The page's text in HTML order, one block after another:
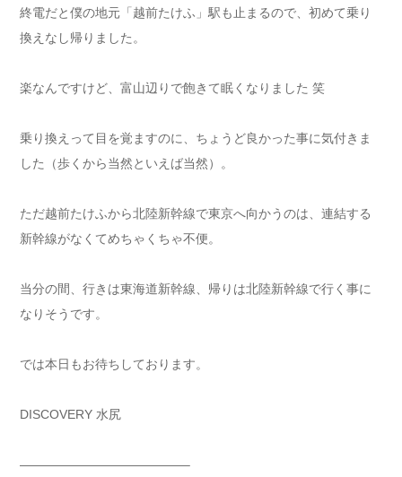
終電だと僕の地元「越前たけふ」駅も止まるので、初めて乗り
換えなし帰りました。
楽なんですけど、富山辺りで飽きて眠くなりました 笑
乗り換えって目を覚ますのに、ちょうど良かった事に気付きま
した（歩くから当然といえば当然）。
ただ越前たけふから北陸新幹線で東京へ向かうのは、連結する
新幹線がなくてめちゃくちゃ不便。
当分の間、行きは東海道新幹線、帰りは北陸新幹線で行く事に
なりそうです。
では本日もお待ちしております。
DISCOVERY 水尻
—————————————–